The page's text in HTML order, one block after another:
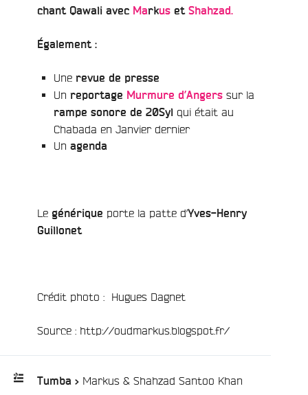
chant Qawali avec Markus et Shahzad.
Également :
Unerevue de presse
Unreportage Murmure d’Angers sur la
rampe sonore de 20Syl qui était au
Chabada en Janvier dernier
Unagenda
Le générique porte la patte d’Yves-Henry
Guillonet
Crédit photo : Hugues Dagnet
Source : http://oudmarkus.blogspot.fr/
Tumba > Markus & Shahzad Santoo Khan